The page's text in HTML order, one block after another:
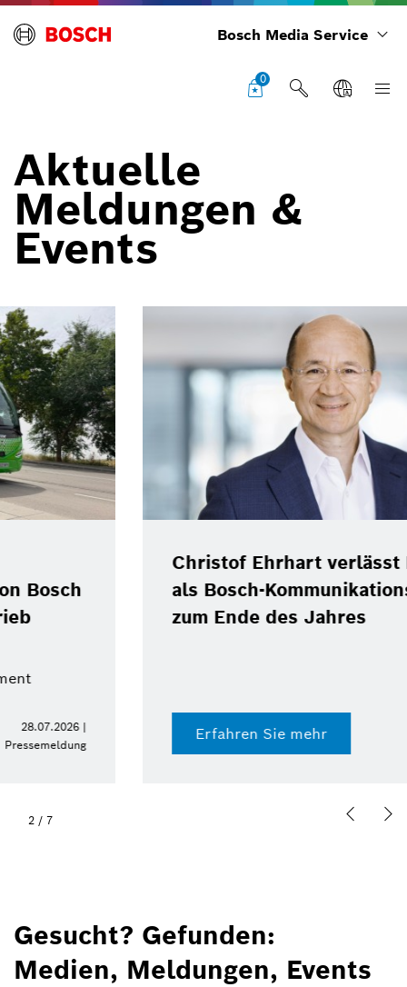
Bosch Media Service
0
Aktuelle
Meldungen &
Events
Christof Ehrhart verlässt Position
als Bosch-Kommunikationschef
zum Ende des Jahres
Erfahren Sie mehr
15.07.2026 |
2 / 7
Gesucht? Gefunden:
Medien, Meldungen, Events